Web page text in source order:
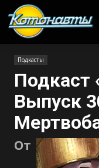
Подкасты
Подкаст
Выпуск
От